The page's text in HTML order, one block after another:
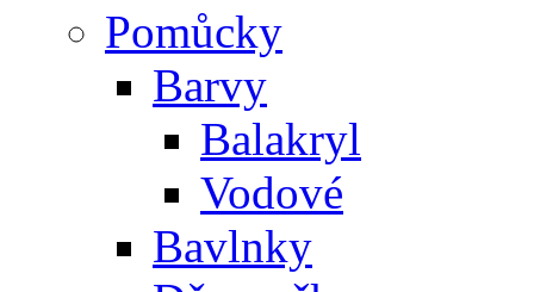
Pomůcky
Barvy
Balakryl
Vodové
Bavlnky